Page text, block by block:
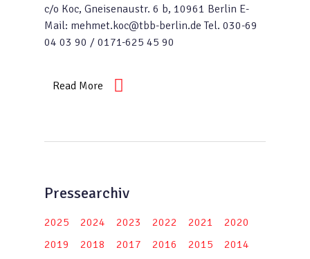
c/o Koc, Gneisenaustr. 6 b, 10961 Berlin E-
Mail: mehmet.koc@tbb-berlin.de Tel. 030-69
04 03 90 / 0171-625 45 90
Read More
Pressearchiv
2025 2024 2023 2022 2021
2020
2019
2018 2017 2016 2015
2014